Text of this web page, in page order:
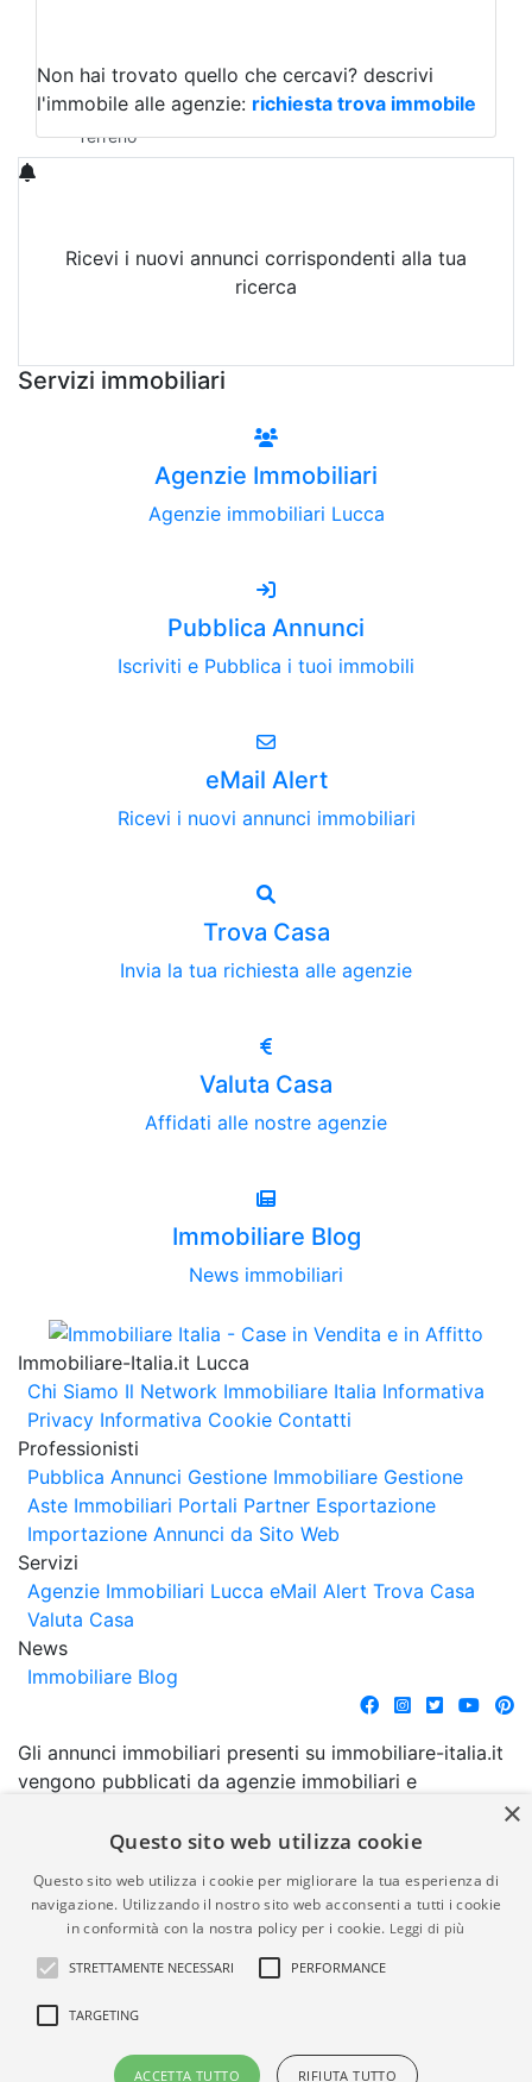
Qualsiasi
Terreno edificabile
Terreno
Non hai trovato quello che cercavi? descrivi
l'immobile alle agenzie: richiesta trova immobile
Ricevi i nuovi annunci corrispondenti alla tua
ricerca
Servizi immobiliari
Agenzie Immobiliari
Agenzie immobiliari Lucca
Pubblica Annunci
Iscriviti e Pubblica i tuoi immobili
eMail Alert
Ricevi i nuovi annunci immobiliari
Trova Casa
Invia la tua richiesta alle agenzie
Valuta Casa
Affidati alle nostre agenzie
Immobiliare Blog
News immobiliari
Immobiliare-Italia.it Lucca
Chi Siamo Il Network Immobiliare Italia Informativa
Privacy Informativa Cookie Contatti
Professionisti
Pubblica Annunci Gestione Immobiliare Gestione
Aste Immobiliari Portali Partner Esportazione
Importazione Annunci da Sito Web
Servizi
Agenzie Immobiliari Lucca eMail Alert Trova Casa
Valuta Casa
News
Immobiliare Blog
Gli annunci immobiliari presenti su immobiliare-italia.it
vengono pubblicati da agenzie immobiliari e
comporta l'approvazione o l'avallo da parte di
garanzia da parte di quest'ultima. immobiliare-italia.it
quindi non è responsabile della veridicità, della
correttezza, della completezza, della normativa in
materia di privacy e/o di alcun altro aspetto dei
suddetti annunci.
© Copyright 2007 - 2026
Powered by
×
Questo sito web utilizza cookie
Questo sito web utilizza i cookie per migliorare la tua esperienza di
navigazione. Utilizzando il nostro sito web acconsenti a tutti i cookie
in conformità con la nostra policy per i cookie. Leggi di più
STRETTAMENTE NECESSARI PERFORMANCE
TARGETING
ACCETTA TUTTO RIFIUTA TUTTO